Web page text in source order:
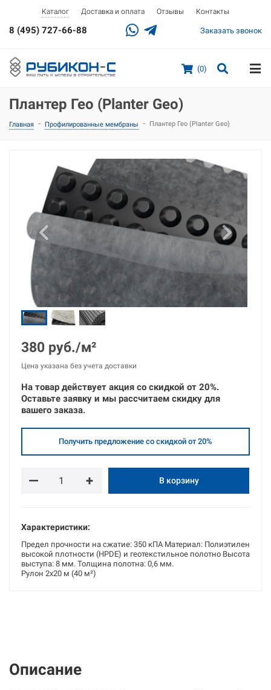
Каталог Доставка и оплата Отзывы Контакты
8 (495) 727-66-88 Заказать звонок
(0)
Плантер Гео (Planter Geo)
Главная - Профилированные мембраны - Плантер Гео (Planter Geo)
380 руб./м²
Цена указана без учета доставки
На товар действует акция со скидкой от 20%.
Оставьте заявку и мы рассчитаем скидку для
вашего заказа.
Получить предложение со скидкой от 20%
— + В корзину
Характеристики:
Предел прочности на сжатие: 350 кПА Материал: Полиэтилен
высокой плотности (HPDE) и геотекстильное полотно Высота
выступа: 8 мм. Толщина полотна: 0,6 мм.
Рулон 2x20 м (40 м²)
Описание